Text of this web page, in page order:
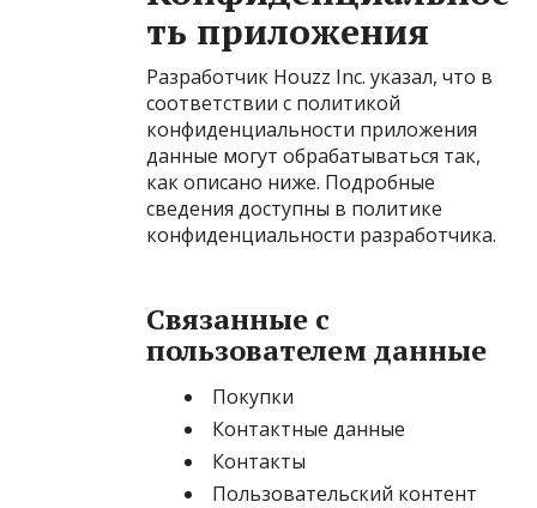
ть приложения
Разработчик Houzz Inc. указал, что в
соответствии с политикой
конфиденциальности приложения
данные могут обрабатываться так,
как описано ниже. Подробные
сведения доступны в политике
конфиденциальности разработчика.
Связанные с
пользователем данные
Покупки
Контактные данные
Контакты
Пользовательский контент